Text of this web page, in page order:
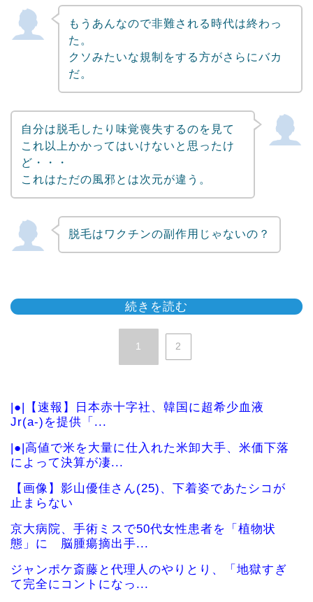
Powered by livedoor 相互RSS
もうあんなので非難される時代は終わっ
た。
クソみたいな規制をする方がさらにバカ
だ。
自分は脱毛したり味覚喪失するのを見て
これ以上かかってはいけないと思ったけ
ど・・・
これはただの風邪とは次元が違う。
脱毛はワクチンの副作用じゃないの？
続きを読む
1 2
|●|【速報】日本赤十字社、韓国に超希少血液
Jr(a-)を提供「...
|●|高値で米を大量に仕入れた米卸大手、米価下落
によって決算が凄...
【画像】影山優佳さん(25)、下着姿であたシコが
止まらない
京大病院、手術ミスで50代女性患者を「植物状
態」に 脳腫瘍摘出手...
ジャンポケ斎藤と代理人のやりとり、「地獄すぎ
て完全にコントになっ...